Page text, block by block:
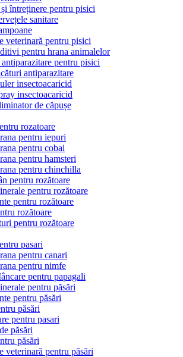
întreținere pentru pisici
sanitare
veterinară pentru pisici
pentru hrana animalelor
antiparazitare pentru pisici
antiparazitare
insectoacaricid
insectoacaricid
de căpușe
rozatoare
pentru iepuri
pentru cobai
pentru hamsteri
pentru chinchilla
pentru rozătoare
pentru rozătoare
pentru rozătoare
rozătoare
pentru rozătoare
pasari
pentru canari
pentru nimfe
pentru papagali
pentru păsări
pentru păsări
păsări
pentru pasari
păsări
păsări
veterinară pentru păsări